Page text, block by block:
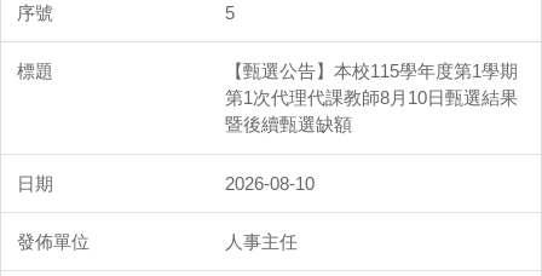
5
【甄選公告】本校115學年度第1學期
第1次代理代課教師8月10日甄選結果
暨後續甄選缺額
2026-08-10
人事主任